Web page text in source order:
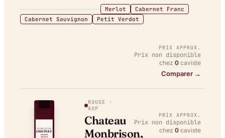
Merlot
Cabernet Franc
Cabernet Sauvignon
Petit Verdot
PRIX APPROX.
Prix non disponible
chez 0 caviste
Comparer →
DOMAINE
CHATEAU
NEXUS
ROUGE
·
AOP
Chateau
Monbrison,
PRIX APPROX.
Prix non disponible
chez 0 caviste